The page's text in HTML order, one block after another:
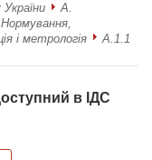
України
А.
і метрологія
А.1.1
в ІДС